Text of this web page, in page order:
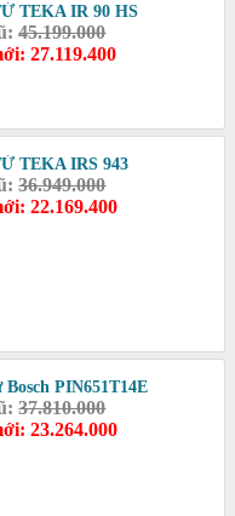
TEKA IR 90 HS
45.199.000
27.119.400
TEKA IRS 943
36.949.000
22.169.400
Bosch PIN651T14E
37.810.000
23.264.000